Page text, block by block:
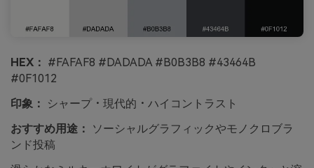
HEX： #FAFAF8 #DADADA #B0B3B8 #43464B
#0F1012
印象：
シャープ・現代的・ハイコントラスト
おすすめ用途：
ソーシャルグラフィックやモノクロブラ
ンド投稿